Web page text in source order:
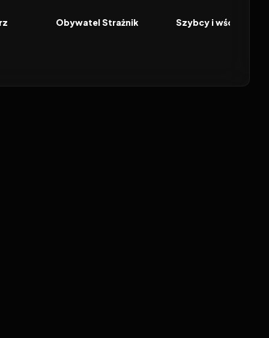
FILM
Obywatel Strażnik FILM
Szybcy i wściekli 10